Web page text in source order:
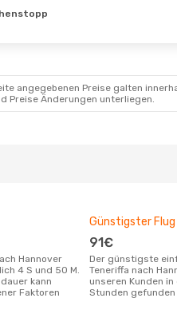
angegebenen Preise galten
Preise Änderungen unterliegen.
4 S und 50 M.
kann
Faktoren
Günstigster Flug
91€
Der günstigste einfache Flug von
Teneriffa nach
unseren Kunden
Stunden